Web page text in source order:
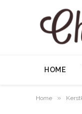
HOME
Home »